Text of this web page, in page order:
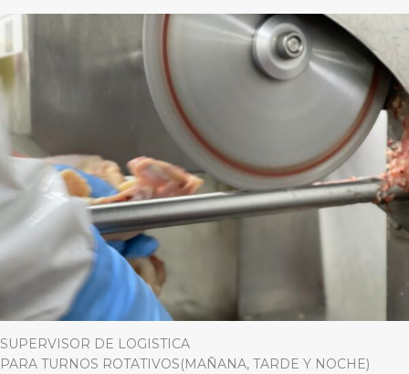
SUPERVISOR DE LOGISTICA
PARA TURNOS ROTATIVOS(MAÑANA, TARDE Y NOCHE)